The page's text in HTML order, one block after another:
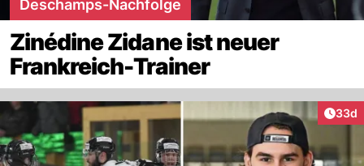
Deschamps-Nachfolge
Zinédine Zidane ist neuer
Frankreich-Trainer
33d